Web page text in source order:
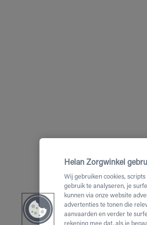
Helan Zorgwinkel
Wij gebruiken cookies,
gebruik te analyseren, je
kunnen via onze website
advertenties te tonen die
aanvaarden en verder te